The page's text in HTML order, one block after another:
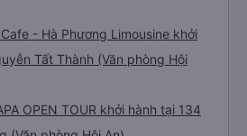
- Hà Phương Limousine khởi
Tất Thành (Văn phòng Hội
OPEN TOUR khởi hành tại 134